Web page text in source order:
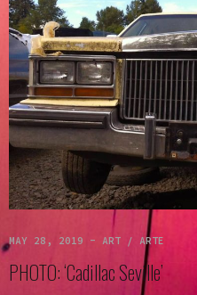
MAY 28, 2019 - ART / ARTE
PHOTO: ‘Cadillac Seville’